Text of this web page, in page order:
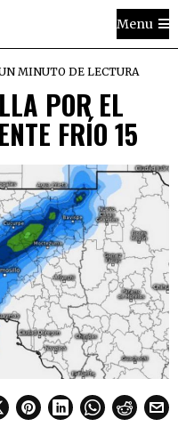
Menu
MINUTO DE LECTURA
POR EL
FRÍO 15